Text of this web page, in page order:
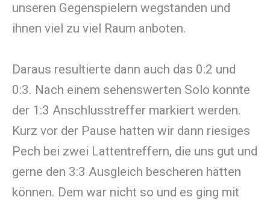
unseren Gegenspielern wegstanden und
ihnen viel zu viel Raum anboten.
Daraus resultierte dann auch das 0:2 und
0:3. Nach einem sehenswerten Solo konnte
der 1:3 Anschlusstreffer markiert werden.
Kurz vor der Pause hatten wir dann riesiges
Pech bei zwei Lattentreffern, die uns gut und
gerne den 3:3 Ausgleich bescheren hätten
können. Dem war nicht so und es ging mit